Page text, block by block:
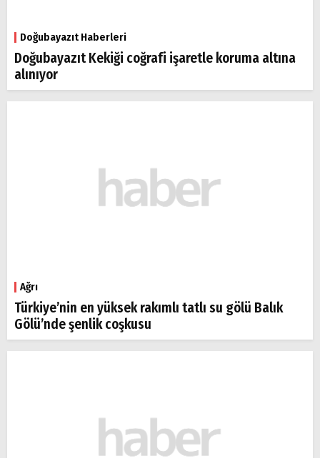
Doğubayazıt Haberleri
Doğubayazıt Kekiği coğrafi işaretle koruma altına
alınıyor
Ağrı
Türkiye’nin en yüksek rakımlı tatlı su gölü Balık
Gölü’nde şenlik coşkusu